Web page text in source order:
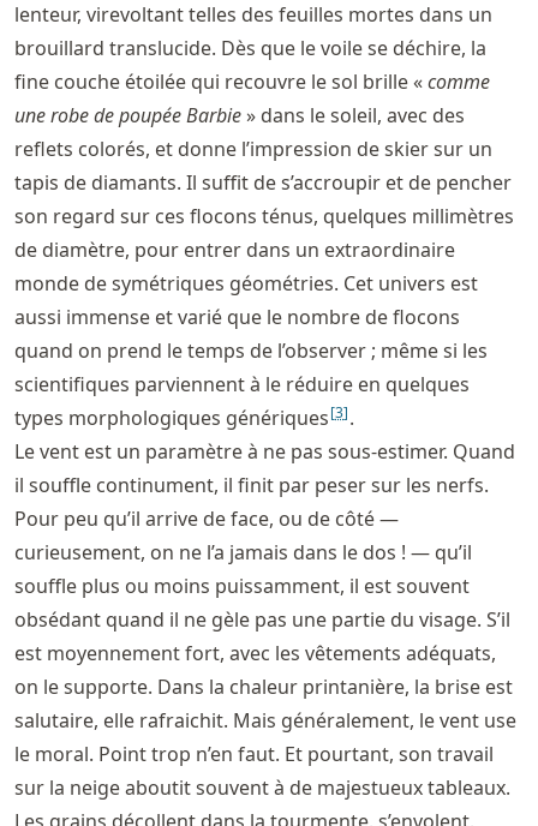
lenteur, virevoltant telles des feuilles mortes dans un
brouillard translucide. Dès que le voile se déchire, la
fine couche étoilée qui recouvre le sol brille «comme
une robe de poupée Barbie» dans le soleil, avec des
reflets colorés, et donne l’impression de skier sur un
tapis de diamants. Il suffit de s’accroupir et de pencher
son regard sur ces flocons ténus, quelques millimètres
de diamètre, pour entrer dans un extraordinaire
monde de symétriques géométries. Cet univers est
aussi immense et varié que le nombre de flocons
quand on prend le temps de l’observer ; même si les
scientifiques parviennent à le réduire en quelques
types morphologiques génériques[3].
Le vent est un paramètre à ne pas sous-estimer. Quand
il souffle continument, il finit par peser sur les nerfs.
Pour peu qu’il arrive de face, ou de côté —
curieusement, on ne l’a jamais dans le dos ! — qu’il
souffle plus ou moins puissamment, il est souvent
obsédant quand il ne gèle pas une partie du visage. S’il
est moyennement fort, avec les vêtements adéquats,
on le supporte. Dans la chaleur printanière, la brise est
salutaire, elle rafraichit. Mais généralement, le vent use
le moral. Point trop n’en faut. Et pourtant, son travail
sur la neige aboutit souvent à de majestueux tableaux.